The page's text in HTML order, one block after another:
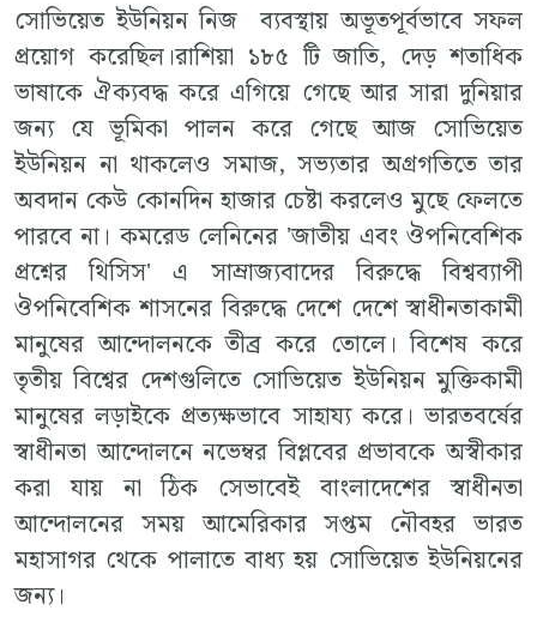
সোভিয়েত ইউনিয়ন নিজ ব্যবস্থায় অভূতপূর্বভাবে সফল
প্রয়োগ করেছিল।রাশিয়া ১৮৫ টি জাতি, দেড় শতাধিক
ভাষাকে ঐক্যবদ্ধ করে এগিয়ে গেছে আর সারা দুনিয়ার
জন্য যে ভূমিকা পালন করে গেছে আজ সোভিয়েত
ইউনিয়ন না থাকলেও সমাজ, সভ্যতার অগ্রগতিতে তার
অবদান কেউ কোনদিন হাজার চেষ্টা করলেও মুছে ফেলতে
পারবে না। কমরেড লেনিনের 'জাতীয় এবং ঔপনিবেশিক
প্রশ্নের থিসিস' এ সাম্রাজ্যবাদের বিরুদ্ধে বিশ্বব্যাপী
ঔপনিবেশিক শাসনের বিরুদ্ধে দেশে দেশে স্বাধীনতাকামী
মানুষের আন্দোলনকে তীব্র করে তোলে। বিশেষ করে
তৃতীয় বিশ্বের দেশগুলিতে সোভিয়েত ইউনিয়ন মুক্তিকামী
মানুষের লড়াইকে প্রত্যক্ষভাবে সাহায্য করে। ভারতবর্ষের
স্বাধীনতা আন্দোলনে নভেম্বর বিপ্লবের প্রভাবকে অস্বীকার
করা যায় না ঠিক সেভাবেই বাংলাদেশের স্বাধীনতা
আন্দোলনের সময় আমেরিকার সপ্তম নৌবহর ভারত
মহাসাগর থেকে পালাতে বাধ্য হয় সোভিয়েত ইউনিয়নের
জন্য।